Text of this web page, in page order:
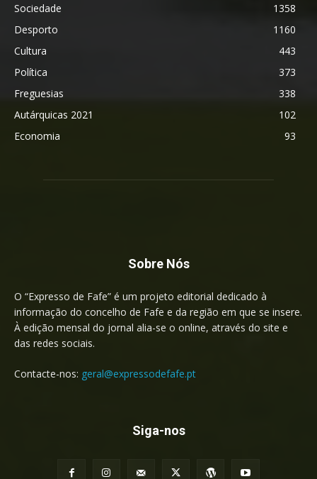
Sociedade
1358
Desporto
1160
Cultura
443
Política
373
Freguesias
338
Autárquicas 2021
102
Economia
93
Sobre Nós
O “Expresso de Fafe” é um projeto editorial dedicado à
informação do concelho de Fafe e da região em que se insere.
À edição mensal do jornal alia-se o online, através do site e
das redes sociais.
Contacte-nos: geral@expressodefafe.pt
Siga-nos